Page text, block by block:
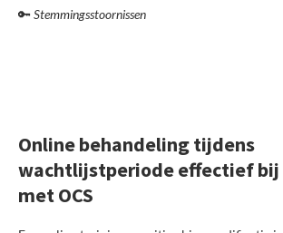
🔑Stemmingsstoornissen
Online behandeling tijdens
wachtlijstperiode effectief bij
met OCS